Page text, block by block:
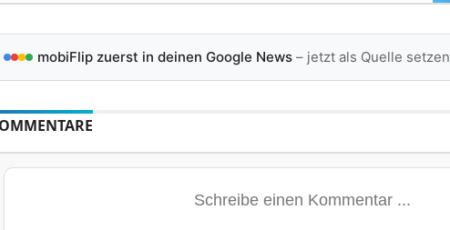
mobiFlip zuerst in deinen Google News– jetzt als Quelle setzen